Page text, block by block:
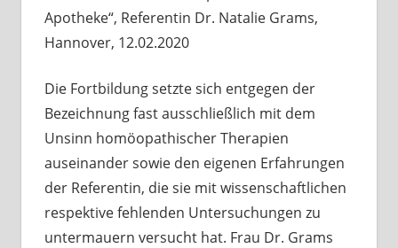
Apotheke“, Referentin Dr. Natalie Grams,
Hannover, 12.02.2020
Die Fortbildung setzte sich entgegen der
Bezeichnung fast ausschließlich mit dem
Unsinn homöopathischer Therapien
auseinander sowie den eigenen Erfahrungen
der Referentin, die sie mit wissenschaftlichen
respektive fehlenden Untersuchungen zu
untermauern versucht hat. Frau Dr. Grams